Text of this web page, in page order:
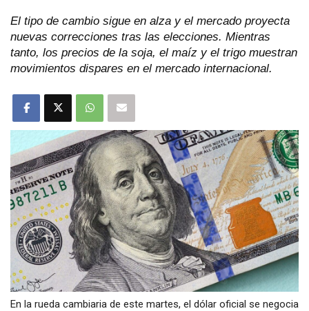
El tipo de cambio sigue en alza y el mercado proyecta
nuevas correcciones tras las elecciones. Mientras
tanto, los precios de la soja, el maíz y el trigo muestran
movimientos dispares en el mercado internacional.
En la rueda cambiaria de este martes, el dólar oficial se negocia